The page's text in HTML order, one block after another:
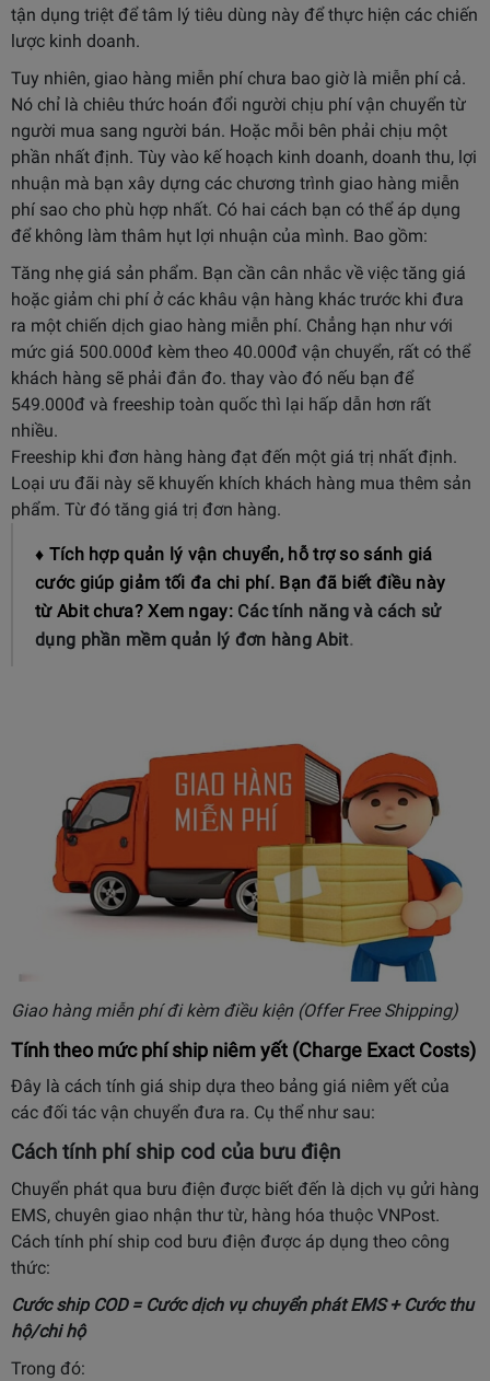
tận dụng triệt để tâm lý tiêu dùng này để thực hiện các chiến
lược kinh doanh.
Tuy nhiên, giao hàng miễn phí chưa bao giờ là miễn phí cả.
Nó chỉ là chiêu thức hoán đổi người chịu phí vận chuyển từ
người mua sang người bán. Hoặc mỗi bên phải chịu một
phần nhất định. Tùy vào kế hoạch kinh doanh, doanh thu, lợi
nhuận mà bạn xây dựng các chương trình giao hàng miễn
phí sao cho phù hợp nhất. Có hai cách bạn có thể áp dụng
để không làm thâm hụt lợi nhuận của mình. Bao gồm:
Tăng nhẹ giá sản phẩm. Bạn cần cân nhắc về việc tăng giá
hoặc giảm chi phí ở các khâu vận hàng khác trước khi đưa
ra một chiến dịch giao hàng miễn phí. Chẳng hạn như với
mức giá 500.000đ kèm theo 40.000đ vận chuyển, rất có thể
khách hàng sẽ phải đắn đo. thay vào đó nếu bạn để
549.000đ và freeship toàn quốc thì lại hấp dẫn hơn rất
nhiều.
Freeship khi đơn hàng hàng đạt đến một giá trị nhất định.
Loại ưu đãi này sẽ khuyến khích khách hàng mua thêm sản
phẩm. Từ đó tăng giá trị đơn hàng.
♦ Tích hợp quản lý vận chuyển, hỗ trợ so sánh giá
cước giúp giảm tối đa chi phí. Bạn đã biết điều này
từ Abit chưa? Xem ngay: Các tính năng và cách sử
dụng phần mềm quản lý đơn hàng Abit.
Giao hàng miễn phí đi kèm điều kiện (Offer Free Shipping)
Tính theo mức phí ship niêm yết (Charge Exact Costs)
Đây là cách tính giá ship dựa theo bảng giá niêm yết của
các đối tác vận chuyển đưa ra. Cụ thể như sau:
Cách tính phí ship cod của bưu điện
Chuyển phát qua bưu điện được biết đến là dịch vụ gửi hàng
EMS, chuyên giao nhận thư từ, hàng hóa thuộc VNPost.
Cách tính phí ship cod bưu điện được áp dụng theo công
thức:
Cước ship COD = Cước dịch vụ chuyển phát EMS + Cước thu
hộ/chi hộ
Trong đó: